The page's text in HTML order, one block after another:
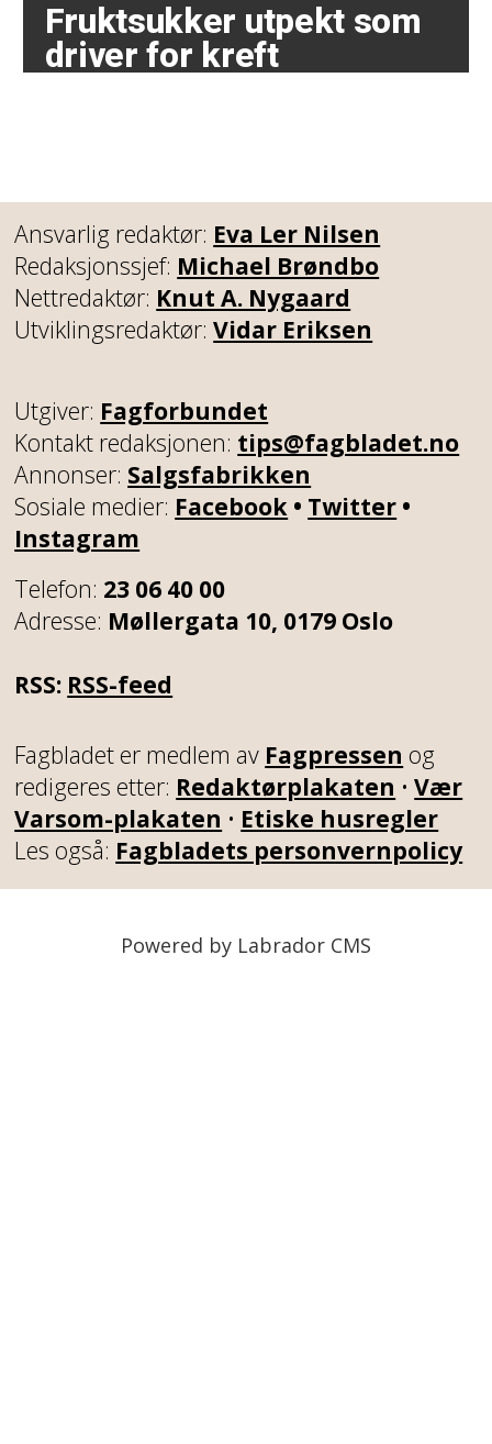
Fruktsukker utpekt som
driver for kreft
Ansvarlig redaktør: Eva Ler Nilsen
Redaksjonssjef: Michael Brøndbo
Nettredaktør: Knut A. Nygaard
Utviklingsredaktør:Vidar Eriksen
Utgiver: Fagforbundet
Kontakt redaksjonen: tips@fagbladet.no
Annonser: Salgsfabrikken
Sosiale medier: Facebook • Twitter •
Instagram
Telefon: 23 06 40 00
Adresse: Møllergata 10, 0179 Oslo
RSS: RSS-feed
Fagbladet er medlem av Fagpressen og
redigeres etter: Redaktørplakaten • Vær
Varsom-plakaten • Etiske husregler
Les også: Fagbladets personvernpolicy
Powered by Labrador CMS